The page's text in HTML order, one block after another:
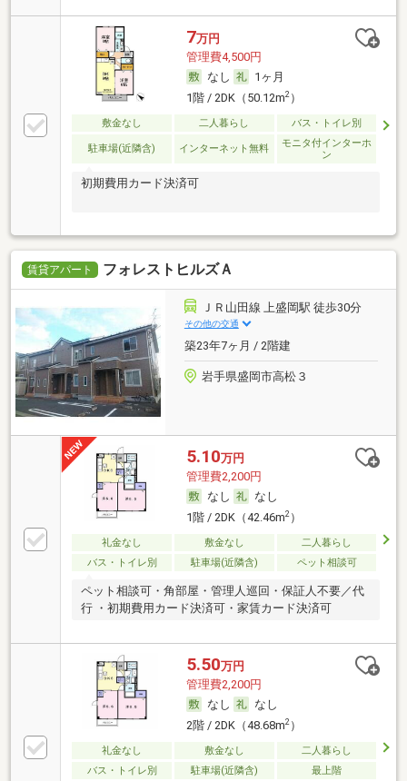
7万円
管理費4,500円
なし
1ヶ月
1階 / 2DK（50.12m2）
敷金なし 二人暮らし バス・トイレ別
駐車場(近隣含) インターネット無料
モニタ付インターホ
ン
初期費用カード決済可
賃貸アパート フォレストヒルズＡ
ＪＲ山田線 上盛岡駅 徒歩30分
その他の交通
築23年7ヶ月 / 2階建
岩手県盛岡市高松３
5.10万円
管理費2,200円
なし
なし
1階 / 2DK（42.46m2）
礼金なし 敷金なし
二人暮らし
バス・トイレ別
駐車場(近隣含) ペット相談可
ペット相談可・角部屋・管理人巡回・保証人不要／代
行 ・初期費用カード決済可・家賃カード決済可
5.50万円
管理費2,200円
なし
なし
2階 / 2DK（48.68m2）
礼金なし 敷金なし
二人暮らし
バス・トイレ別
駐車場(近隣含) 最上階